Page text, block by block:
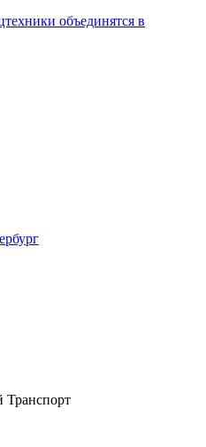
объединятся в
Транспорт